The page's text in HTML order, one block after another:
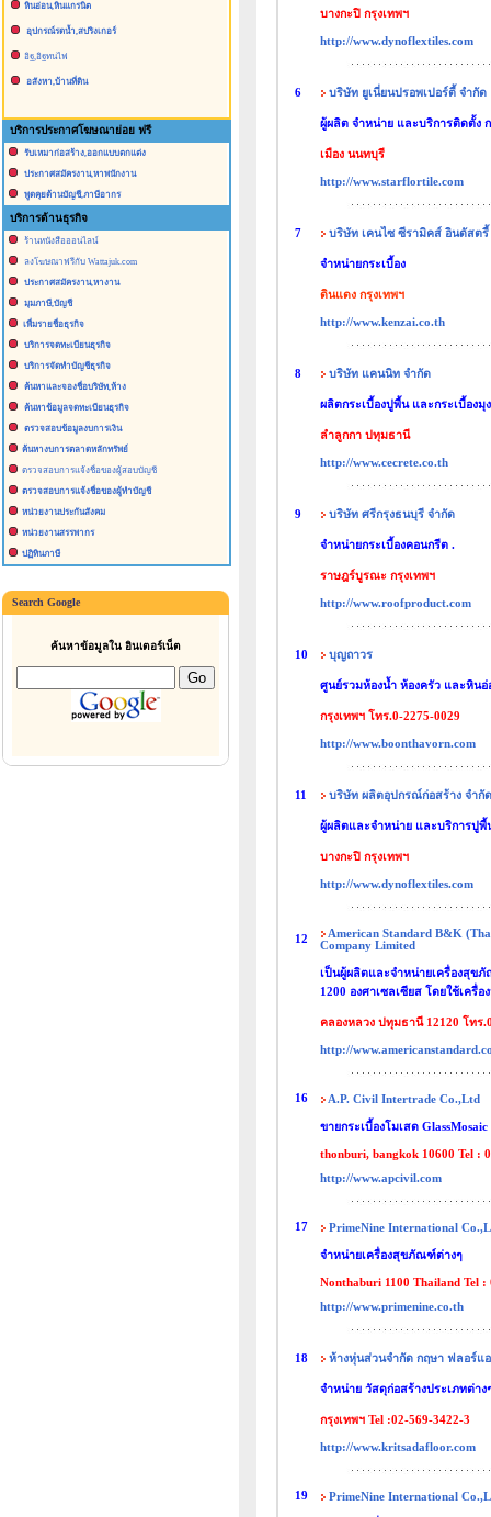
หินอ่อน,หินแกรนิต
อุปกรณ์รดน้ำ,สปริงเกอร์
อิฐ,อิฐทนไฟ
อสังหา,บ้านที่ดิน
บริการประกาศโฆษณาย่อย ฟรี
รับเหมาก่อสร้าง,ออกแบบตกแต่ง
ประกาศสมัครงาน,หาพนักงาน
พูดคุยด้านบัญชี,ภาษีอากร
บริการด้านธุรกิจ
ร้านหนังสือออนไลน์
ลงโฆษณาฟรีกับ Wattajuk.com
ประกาศสมัครงาน,หางาน
มุมภาษี,บัญชี
เพื่มรายชื่อธุรกิจ
บริการจดทะเบียนธุรกิจ
บริการจัดทำบัญชีธุรกิจ
ค้นหาและจองชื่อบริษัท,ห้าง
ค้นหาข้อมูลจดทะเบียนธุรกิจ
ตรวจสอบข้อมูลงบการเงิน
ค้นหางบการตลาดหลักทรัพย์
ตรวจสอบการแจ้งชื่อของผู้สอบบัญชี
ตรวจสอบการแจ้งชื่อของผู้ทำบัญชี
หน่วยงานประกันสังคม
หน่วยงานสรรพากร
ปฏิทินภาษี
Search Google
ค้นหาข้อมูลใน อินเตอร์เน็ต
บางกะปิ กรุงเทพฯ
http://www.dynoflextiles.com
6 บริษัท ยูเนี่ยนปรอพเปอร์ตี้ จำกัด
ผู้ผลิต จำหน่าย และบริการติดตั้ง
เมือง นนทบุรี
http://www.starflortile.com
7 บริษัท เคนไซ ซีรามิคส์ อินดัสตรี้
จำหน่ายกระเบี้อง
ดินแดง กรุงเทพฯ
http://www.kenzai.co.th
8 บริษัท แคนนิท จำกัด
ผลิตกระเบื้องปูพื้น และกระเบื้องมุ
ลำลูกกา ปทุมธานี
http://www.cecrete.co.th
9 บริษัท ศรีกรุงธนบุรี จำกัด
จำหน่ายกระเบี้องคอนกรีต .
ราษฎร์บูรณะ กรุงเทพฯ
http://www.roofproduct.com
10 บุญถาวร
ศูนย์รวมห้องน้ำ ห้องครัว และหิน
กรุงเทพฯ โทร.0-2275-0029
http://www.boonthavorn.com
11 บริษัท ผลิตอุปกรณ์ก่อสร้าง จำกัด
ผู้ผลิตและจำหน่าย และบริการปูพื้น
บางกะปิ กรุงเทพฯ
http://www.dynoflextiles.com
12
American Standard B&K
Company Limited
เป็นผู้ผลิตและจำหน่ายเครื่องสุข
1200 องศาเซลเซียส โดยใช้เครื่
คลองหลวง ปทุมธานี 12120 โทร
http://
16 A.P. Civil Intertrade Co.,Ltd
ขายกระเบื้องโมเสด
thonburi, bangkok 10600 Tel :
http://www.apcivil.com
17 PrimeNine International
จำหน่ายเครื่องสุขภัณฑ์ต่างๆ
Nonthaburi 1100 Thailand Tel :
http://www.primenine.co.th
18 ห้างหุ่นส่วนจำกัด กฤษา ฟลอร์แ
จำหน่าย วัสดุก่อสร้างประเภทต่าง
กรุงเทพฯ Tel :02-569-3422-3
http://www.kritsadafloor.com
19 PrimeNine International